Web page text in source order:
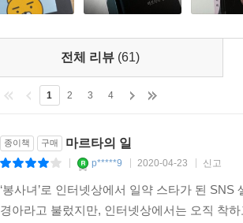
전체 리뷰 (61)
1 2 3 4
종이책 구매 마르타의 일
p*****9 2020-04-23 신고
‘봉사녀’로 인터넷상에서 일약 스타가 된
경아라고 불렀지만, 인터넷상에서는 오직 착